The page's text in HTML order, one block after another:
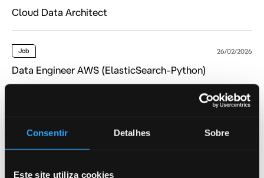
Consentir Detalhes Sobre
Este site utiliza cookies
Cloud Data Architect
Job 26/02/2026
Data Engineer AWS (ElasticSearch-Python)
26/02/2026
Junior Fullstack Developer